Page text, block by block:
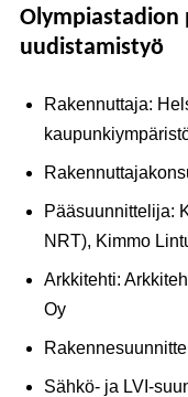
Olympiastadion
uudistamistyö
Rakennuttaja:
Pääsuunnittelija:
NRT), Kimmo
Arkkitehti:
Oy
Sähkö- ja LVI-